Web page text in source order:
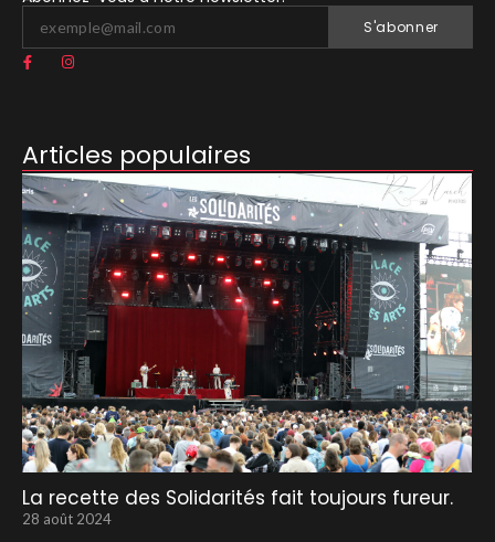
S'abonner
Articles populaires
La recette des Solidarités fait toujours fureur.
28 août 2024